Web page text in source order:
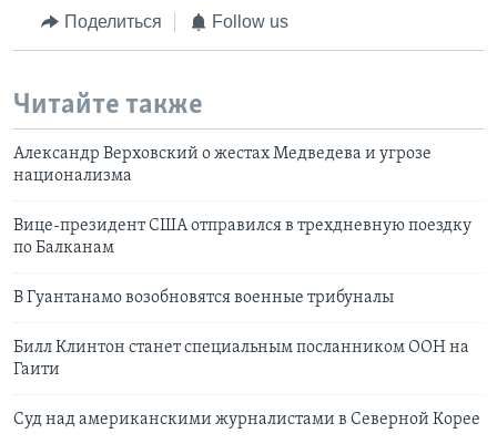
Поделиться Follow us
Читайте также
Александр Верховский о жестах Медведева и угрозе
национализма
Вице-президент США отправился в трехдневную поездку
по Балканам
В Гуантанамо возобновятся военные трибуналы
Билл Клинтон станет специальным посланником ООН на
Гаити
Суд над американскими журналистами в Северной Корее